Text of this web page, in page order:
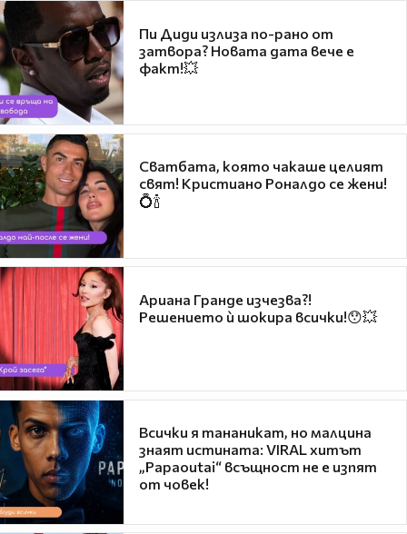
Пи Диди излиза по-рано от
затвора? Новата дата вече е
факт!💥
Сватбата, която чакаше целият
свят! Кристиано Роналдо се жени!
💍🍾
Ариана Гранде изчезва?!
Решението ѝ шокира всички!😯💥
Всички я тананикат, но малцина
знаят истината: VIRAL хитът
„Papaoutai“ всъщност не е изпят
от човек!